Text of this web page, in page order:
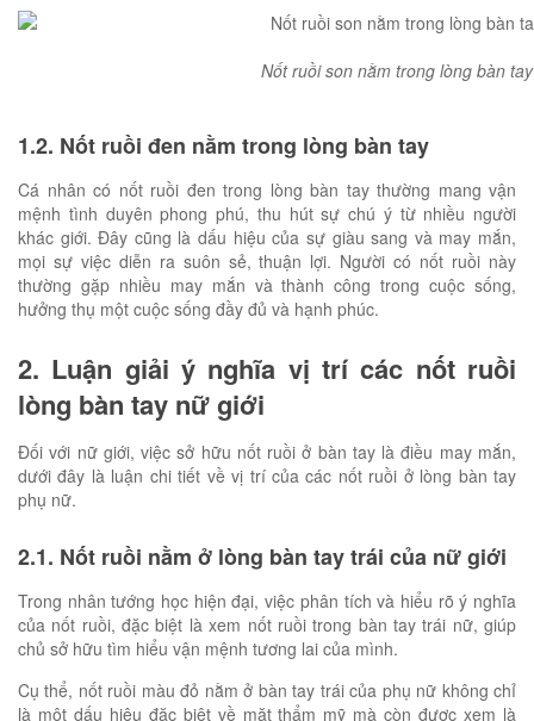
Nốt ruồi son nằm trong lòng bàn
1.2. Nốt ruồi đen nằm trong lòng bàn tay
Cá nhân có nốt ruồi đen trong lòng bàn tay thường mang vận
mệnh tình duyên phong phú, thu hút sự chú ý từ nhiều người
khác giới. Đây cũng là dấu hiệu của sự giàu sang và may mắn,
mọi sự việc diễn ra suôn sẻ, thuận lợi. Người có nốt ruồi này
thường gặp nhiều may mắn và thành công trong cuộc sống,
hưởng thụ một cuộc sống đầy đủ và hạnh phúc.
2. Luận giải ý nghĩa vị trí các nốt ruồi
lòng bàn tay nữ giới
Đối với nữ giới, việc sở hữu nốt ruồi ở bàn tay là điều may mắn,
dưới đây là luận chi tiết về vị trí của các nốt ruồi ở lòng bàn tay
phụ nữ.
2.1. Nốt ruồi nằm ở lòng bàn tay trái của nữ giới
Trong nhân tướng học hiện đại, việc phân tích và hiểu rõ ý nghĩa
của nốt ruồi, đặc biệt là xem nốt ruồi trong bàn tay trái nữ, giúp
chủ sở hữu tìm hiểu vận mệnh tương lai của mình.
Cụ thể, nốt ruồi màu đỏ nằm ở bàn tay trái của phụ nữ không chỉ
là một dấu hiệu đặc biệt về mặt thẩm mỹ mà còn được xem là